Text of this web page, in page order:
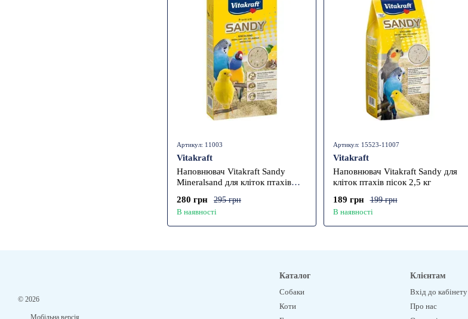
Артикул: 11003
Vitakraft
Наповнювач Vitakraft Sandy
Mineralsand для кліток птахів
295 грн
280 грн
В наявності
Артикул: 15523-11007
Vitakraft
Наповнювач Vitakraft Sandy для
кліток птахів пісок 2,5 кг
199 грн
189 грн
В наявності
© 2026
Мобільна версія
Каталог
Собаки
Коти
Клієнтам
Вхід до кабінету
Про нас